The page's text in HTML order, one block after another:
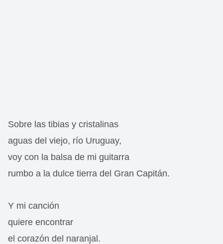
Sobre las tibias y cristalinas
aguas del viejo, río Uruguay,
voy con la balsa de mi guitarra
rumbo a la dulce tierra del Gran Capitán.
Y mi canción
quiere encontrar
el corazón del naranjal.